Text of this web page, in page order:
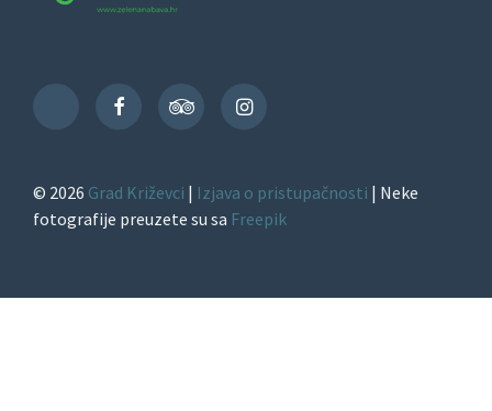
TikTok
FacebookTripAdvisorInstagram
© 2026 Grad Križevci | Izjava o pristupačnosti | Neke
fotografije preuzete su sa Freepik